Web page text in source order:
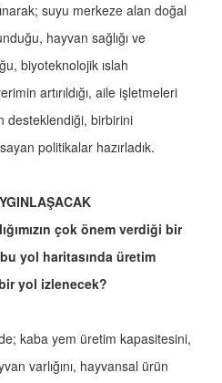
suyu merkeze alan doğal
hayvan sağlığı ve
biyoteknolojik ıslah
artırıldığı, aile işletmeleri
desteklendiği, birbirini
politikalar hazırladık.
çok önem verdiği bir
yol haritasında üretim
yol izlenecek?
kaba yem üretim kapasitesini,
varlığını, hayvansal ürün